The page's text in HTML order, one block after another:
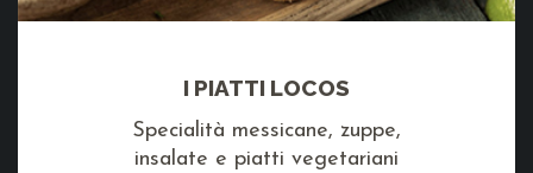
I PIATTI LOCOS
Specialità messicane, zuppe,
insalate e piatti vegetariani